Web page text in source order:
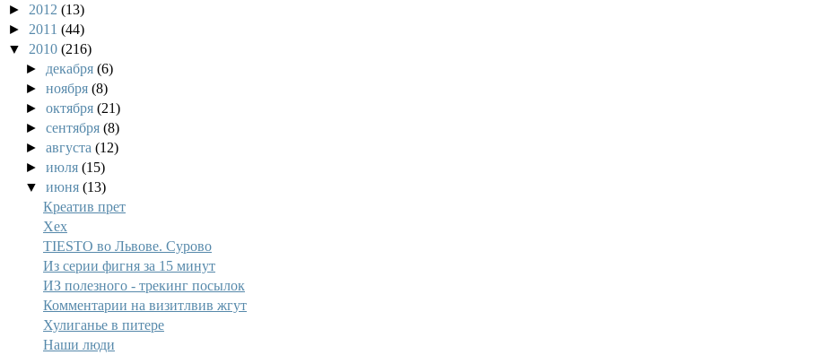
► 2012 (13)
► 2011 (44)
▼ 2010 (216)
► декабря(6)
►ноября(8)
►октября(21)
►сентября(8)
►августа(12)
►июля(15)
▼июня(13)
Креатив прет
Хех
TIESTO во Львове. Сурово
Из серии фигня за 15 минут
ИЗ полезного - трекинг посылок
Комментарии на визитлвив жгут
Хулиганье в питере
Наши люди